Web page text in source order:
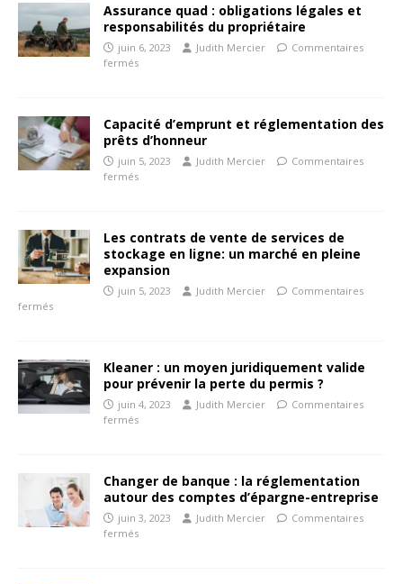
Assurance quad : obligations légales et
responsabilités du propriétaire
juin 6, 2023 Judith Mercier
Commentaires
fermés
Capacité d’emprunt et réglementation des
prêts d’honneur
juin 5, 2023 Judith Mercier
Commentaires
fermés
Les contrats de vente de services de
stockage en ligne: un marché en pleine
expansion
juin 5, 2023 Judith Mercier
Commentaires
fermés
Kleaner : un moyen juridiquement valide
pour prévenir la perte du permis ?
juin 4, 2023 Judith Mercier
Commentaires
fermés
Changer de banque : la réglementation
autour des comptes d’épargne-entreprise
juin 3, 2023 Judith Mercier
Commentaires
fermés